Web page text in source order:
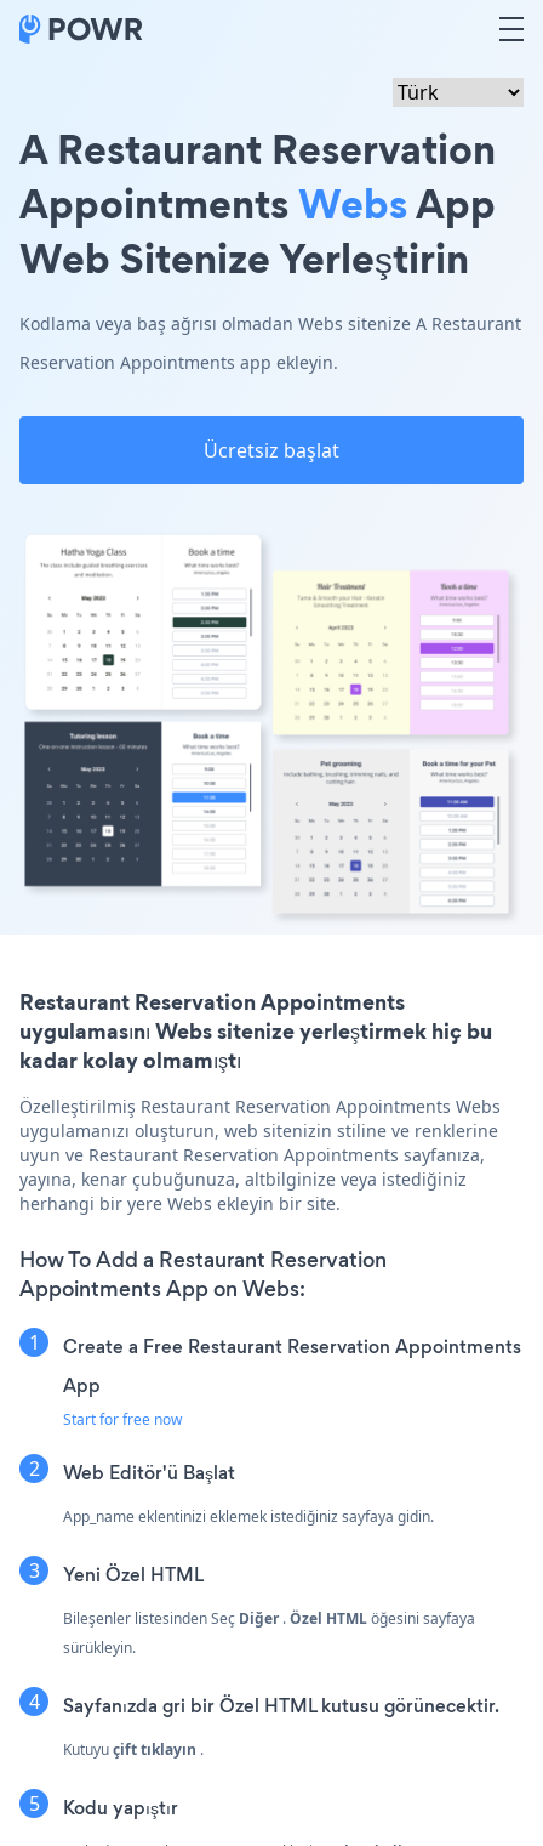
A Restaurant Reservation
AppointmentsWebsApp
Web Sitenize Yerleştirin
Kodlama veya baş ağrısı olmadan Webs sitenize A Restaurant
Reservation Appointments app ekleyin.
Ücretsiz başlat
Restaurant Reservation Appointments
uygulamasını Webs sitenize yerleştirmek hiç bu
kadar kolay olmamıştı
Özelleştirilmiş Restaurant Reservation Appointments Webs
uygulamanızı oluşturun, web sitenizin stiline ve renklerine
uyun ve Restaurant Reservation Appointments sayfanıza,
yayına, kenar çubuğunuza, altbilginize veya istediğiniz
herhangi bir yere Webs ekleyin bir site.
How To Add a Restaurant Reservation
Appointments App on Webs:
Create a Free Restaurant Reservation Appointments
App
Start for free now
Web Editör'ü Başlat
App_name eklentinizi eklemek istediğiniz sayfaya gidin.
Yeni Özel HTML
Bileşenler listesinden Seç Diğer.Özel HTMLöğesini sayfaya
sürükleyin.
Sayfanızda gri bir Özel HTML kutusu görünecektir.
Kutuyuçift tıklayın .
Kodu yapıştır